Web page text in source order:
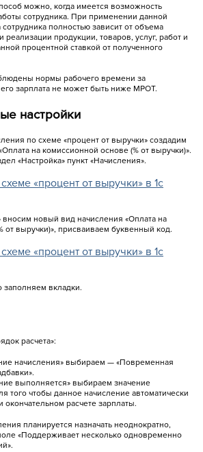
можно, когда имеется возможность
сотрудника. При применении данной
полностью зависит от объема
продукции, товаров, услуг, работ и
процентной ставкой от полученного
нормы рабочего времени за
зарплата не может быть ниже МРОТ.
настройки
по схеме «процент от выручки» создадим
на комиссионной основе (% от выручки)».
«Настройка» пункт «Начисления».
новый вид начисления «Оплата на
от выручки)», присваиваем буквенный код.
заполняем вкладки.
расчета»:
начисления» выбираем — «Повременная
выполняется» выбираем значение
того чтобы данное начисление автоматически
расчете зарплаты.
планируется назначать неоднократно,
«Поддерживает несколько одновременно